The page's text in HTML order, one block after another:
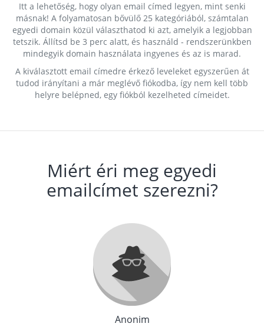
Itt a lehetőség, hogy olyan email címed legyen, mint senki
másnak! A folyamatosan bővülő 25 kategóriából, számtalan
egyedi domain közül választhatod ki azt, amelyik a legjobban
tetszik. Állítsd be 3 perc alatt, és használd - rendszerünkben
mindegyik domain használata ingyenes és az is marad.
A kiválasztott email címedre érkező leveleket egyszerűen át
tudod irányítani a már meglévő fiókodba, így nem kell több
helyre belépned, egy fiókból kezelheted címeidet.
Miért éri meg egyedi
emailcímet szerezni?
Anonim